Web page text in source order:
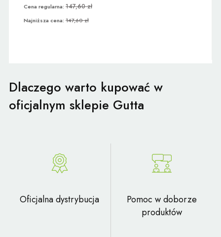
Cena regularna: 147,60 zł
Najniższa cena: 147,60 zł
Dlaczego warto kupować w
oficjalnym sklepie Gutta
Oficjalna dystrybucja
Pomoc w doborze
produktów